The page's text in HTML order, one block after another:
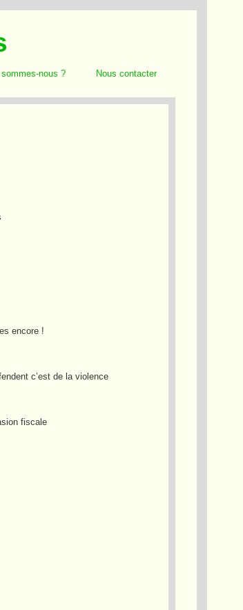
nous ? Nous contacter
encore !
c’est de la violence
fiscale